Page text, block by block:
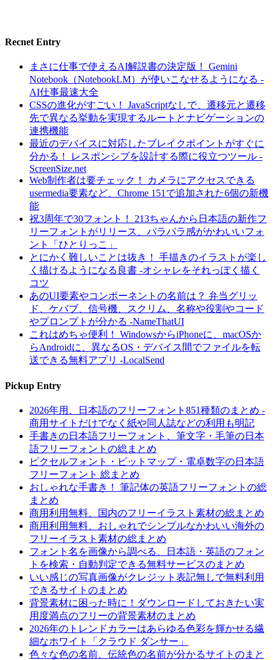
Recnet Entry
まさに仕事で使えるAI解説書の決定版！ Gemini
Notebook（NotebookLM）が使いこなせるようになる -
AI仕事最速大全
CSSの進化がすごい！ JavaScriptなしで、遷移元と遷移
先で異なる挙動を実現するルートとナビゲーションの
連携機能
最近のデバイスに対応したブレイクポイントがすぐに
分かる！ レスポンシブを設計する際に役立つツール -
ScreenSize.net
Web制作者は要チェック！ カメラにアクセスできる
usermedia要素など、Chrome 151で追加された6個の新機
能
祝3周年で30フォント！ 213ちゃんから日本語の新作フ
リーフォントがリリース、パラパラ感がかわいいフォ
ント「ひとりっこ」
とにかく難しいことは抜き！ 手描きのイラストが楽し
く描けるようになる良書 -オシャレをそれっぽく描く
コツ
あのUI要素やコンポーネントの名前は？ 弁当グリッ
ド、ケバブ、信号機、スクリム、名称や役割やコード
やプロンプトが分かる -NameThatUI
これはめちゃ便利！ WindowsからiPhoneに、macOSか
らAndroidに、異なるOS・デバイス間でファイルを転
送できる無料アプリ -LocalSend
Pickup Entry
2026年用、日本語のフリーフォント851種類のまとめ -
商用サイトだけでなく紙や同人誌などの利用も明記
手書きの日本語フリーフォント、筆文字・毛筆の日本
語フリーフォントの総まとめ
ピクセルフォント・ビットマップ・電卓数字の日本語
フリーフォント 総まとめ
おしゃれな手書き！ 筆記体の英語フリーフォントの総
まとめ
商用利用無料、国内のフリーイラスト素材の総まとめ
商用利用無料、おしゃれでシンプルなかわいい海外の
フリーイラスト素材の総まとめ
フォント名を画像から調べる、日本語・英語のフォン
トを検索・自動判定できる無料サービスのまとめ
いい感じの写真画像がクレジット表記無しで無料利用
できるサイトのまとめ
背景素材に困った時に！ダウンロードしておきたい実
用度満点のフリーの背景素材のまとめ
2026年のトレンドカラーはあらゆる色彩を輝かせる繊
細なホワイト「クラウド ダンサー」
色々な色の名前、伝統色の名前が分かるサイトのまと